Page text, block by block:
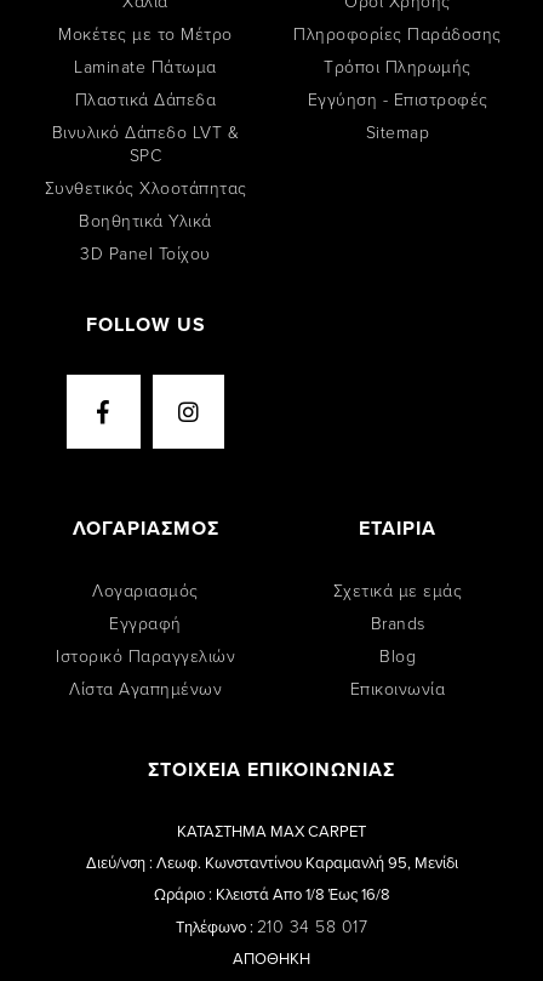
Μοκέτες με το Μέτρο
Laminate Πάτωμα
Πλαστικά Δάπεδα
Βινυλικό Δάπεδο LVT &
SPC
Συνθετικός Χλοοτάπητας
Βοηθητικά Υλικά
3D Panel Τοίχου
FOLLOW US
Πληροφορίες Παράδοσης
Tρόποι Πληρωμής
Εγγύηση - Επιστροφές
Sitemap
ΛΟΓΑΡΙΑΣΜΟΣ
Λογαριασμός
Εγγραφή
Ιστορικό Παραγγελιών
Λίστα Αγαπημένων
ΕΤΑΙΡΙΑ
Σχετικά με εμάς
Brands
Blog
Επικοινωνία
ΣΤΟΙΧΕΙΑ ΕΠΙΚΟΙΝΩΝΙΑΣ
ΚΑΤΑΣΤΗΜΑ MAX CARPET
Διεύ/νση : Λεωφ. Κωνσταντίνου Καραμανλή 95, Μενίδι
Ωράριο : Κλειστά Απο 1/8 Έως 16/8
Τηλέφωνο : 210 34 58 017
ΑΠΟΘΗΚΗ